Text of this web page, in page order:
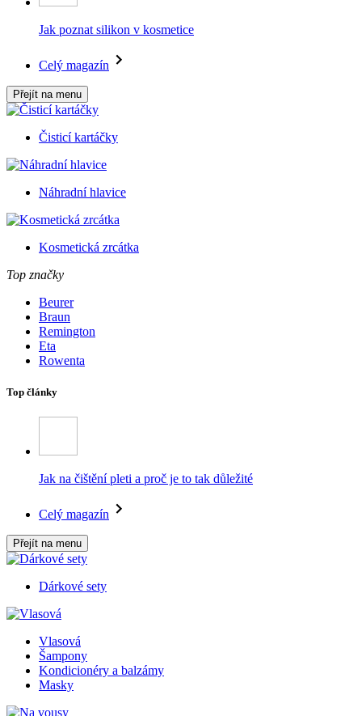
Jak poznat silikon v kosmetice
Celý magazín
Přejít na menu
Čisticí kartáčky
Náhradní hlavice
Kosmetická zrcátka
Top značky
Beurer
Braun
Remington
Eta
Rowenta
Top články
Jak na čištění pleti a proč je to tak důležité
Celý magazín
Přejít na menu
Dárkové sety
Vlasová
Šampony
Kondicionéry a balzámy
Masky